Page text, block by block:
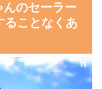
術中に大地震が起きた
病院の映像を見た海外
「この夏、韓国人が東
しかない理由がこち
のセーラー
ることなくあ